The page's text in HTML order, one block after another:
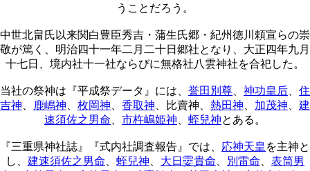
うことだろう。
中世北畠氏以来関白豊臣秀吉・蒲生氏郷・紀州徳川頼宣らの崇
敬が篤く、明治四十一年二月二十日郷社となり、大正四年九月
十七日、境内社十一社ならびに無格社八雲神社を合祀した。
当社の祭神は『平成祭データ』には、 誉田別尊 神功皇后
住
吉神
鹿嶋神 枚岡神 香取神 、比賣神、 熱田神 加茂神
建
速須佐之男命
市杵嶋姫神 蛭兒神とある。
『三重県神社誌』『式内社調査報告』では、 応神天皇 を主神と
し、 建速須佐之男命 蛭兒神 大日孁貴命 別雷命
表筒男